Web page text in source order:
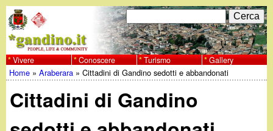
al
contenuto
principale
w
w
F
o
r
m
d
C
e
r
c
a
Vivere Conoscere Turismo Gallery
Tu
sei
Home »Araberara »Cittadini di Gandino sedotti e abbandonati
Cittadini di Gandino